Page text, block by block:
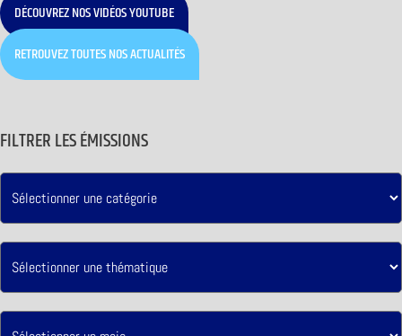
DÉCOUVREZ NOS VIDÉOS YOUTUBE
RETROUVEZ TOUTES NOS ACTUALITÉS
FILTRER LES ÉMISSIONS